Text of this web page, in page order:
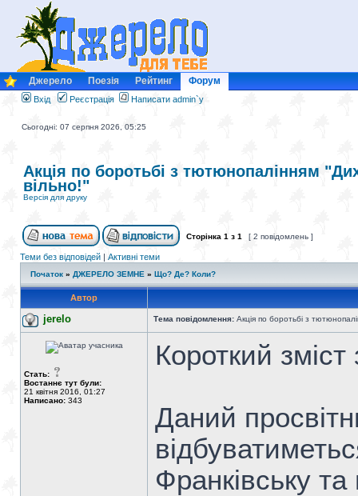
Джерело Поезія Рейтинг Форум
Вхід Реєстрація Написати admin`у
Сьогодні: 07 серпня 2026, 05:25
Акція по боротьбі з тютюнопалінням
вільно!"
Версія для друку
Сторінка 1 з 1 [ 2 повідомлень ]
Теми без відповідей | Активні теми
Початок » ДЖЕРЕЛО ЗЕМНЕ » Що? Де? Коли?
Автор
jerelo Тема повідомлення: Акція по боротьбі з
Стать:
Востаннє тут були:
21 квітня 2016, 01:27
Написано: 343
Короткий зміст
Даний
Франківську